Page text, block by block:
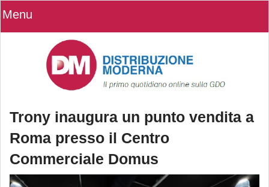
Menu
Trony inaugura un punto vendita a
Roma presso il Centro
Commerciale Domus